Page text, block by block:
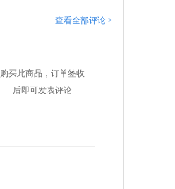
查看全部评论 >
购买此商品，订单签收
后即可发表评论